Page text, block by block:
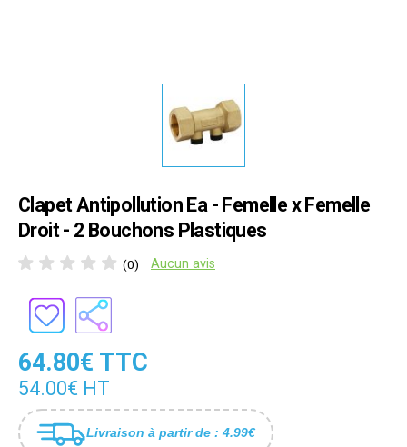
Clapet Antipollution Ea - Femelle x Femelle
Droit - 2 Bouchons Plastiques
(0) Aucun avis
64.80€ TTC
54.00€ HT
Livraison à partir de : 4.99€